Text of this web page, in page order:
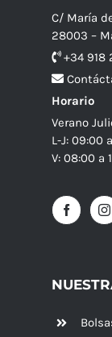
C/ María
28003 –
+34 918
Horario
Verano
L-J: 09:00
V: 08:00 a